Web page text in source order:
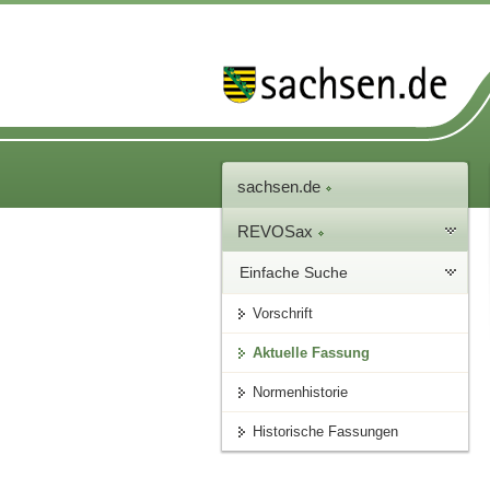
sachsen.de
REVOSax
Einfache Suche
Vorschrift
Aktuelle Fassung
Normenhistorie
Historische Fassungen